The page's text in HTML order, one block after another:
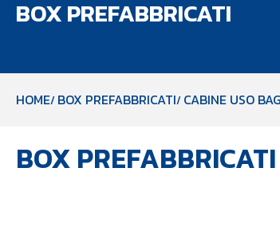
BOX PREFABBRICATI
HOME BOX PREFABBRICATI CABINE USO
BOX